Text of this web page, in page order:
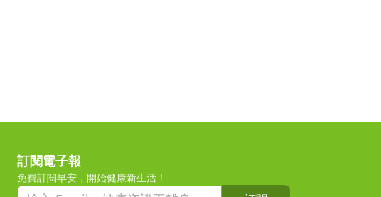
訂閱電子報
免費訂閱早安，開始健康新生活！